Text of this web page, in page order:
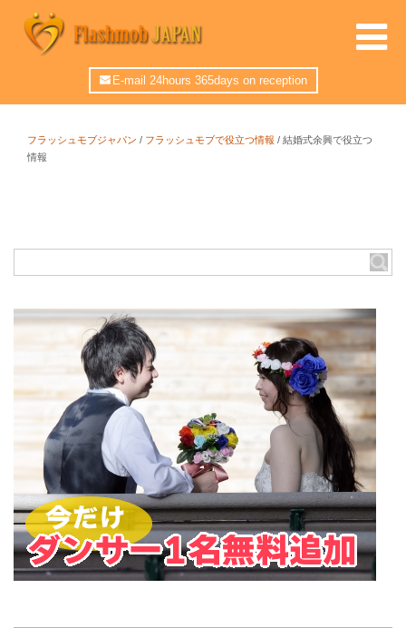
E-mail 24hours 365days on reception
フラッシュモブジャパン / フラッシュモブで役立つ情報 / 結婚式余興で役立つ
情報